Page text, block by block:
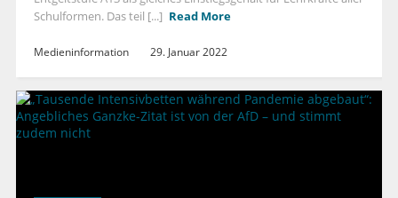
Schulformen. Das teil [...] Read More
Medieninformation 29. Januar 2022